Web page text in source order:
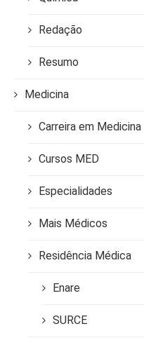
Redação
Resumo
Medicina
Carreira em Medicina
Cursos MED
Especialidades
Mais Médicos
Residência Médica
Enare
SURCE